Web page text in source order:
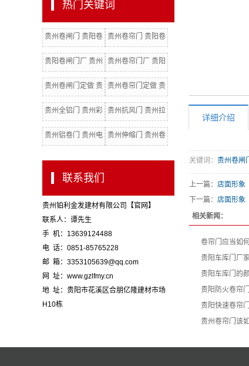
热门关键词
贵州卷闸门 贵阳卷
闸门
贵州卷帘门 贵阳卷
帘门 贵州卷闸门厂
贵阳卷闸门厂 贵州
卷闸门批发
贵州卷帘门厂 贵阳
卷帘门厂 贵阳电动
贵州卷闸门定做 贵
阳卷闸门定做
贵州卷帘门定做 贵
阳卷帘门定做
贵州全铝门 贵州彩
钢门
贵州抗风门 贵州拉
闸门 贵州水晶门
贵州铝卷门 贵州电 贵州伸缩门 贵州卷
联系我们
贵州铂利金发建材有限公司【官网】
联系人：谭先生
手 机：13639124488
电 话：0851-85765228
邮 箱：3353105639@qq.com
网 址：www.gzlfmy.cn
地 址：贵阳市花溪区合朋亿隆建材市场
H10栋
详细介绍
关键词： 贵州卷闸
上一篇： 店面形象
下一篇： 店面形象
相关新闻：
卷帘门应当如
贵阳车库门厂
贵阳车库门的
贵阳防火卷帘
贵阳快速卷帘
贵州卷帘门该